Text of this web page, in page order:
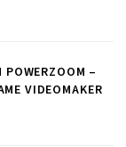
–
VIDEOMAKER